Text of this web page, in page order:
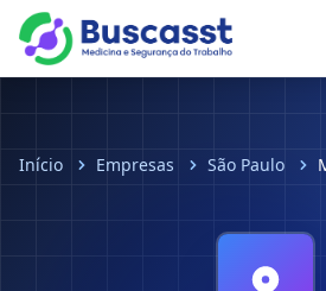
Início Empresas São Paulo